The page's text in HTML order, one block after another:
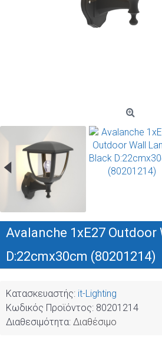
Avalanche 1xE27 Outdoor
D:22cmx30cm (80201214)
Κατασκευαστής: it-Lighting
Κωδικός Προϊόντος: 80201214
Διαθεσιμότητα: Διαθέσιμο